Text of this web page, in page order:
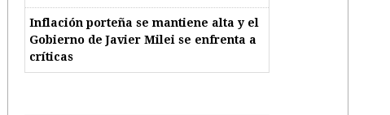
Inflación porteña se mantiene alta y el
Gobierno de Javier Milei se enfrenta a
críticas